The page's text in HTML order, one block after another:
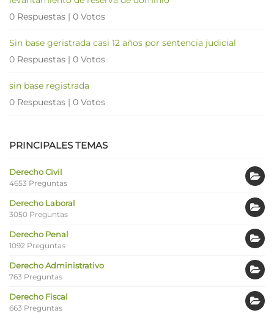
0 Respuestas | 0 Votos
Sin base geristrada casi 12 años por sentencia judicial
0 Respuestas | 0 Votos
sin base registrada
0 Respuestas | 0 Votos
PRINCIPALES TEMAS
Derecho Civil
4653 Preguntas
Derecho Laboral
3050 Preguntas
Derecho Penal
1092 Preguntas
Derecho Administrativo
763 Preguntas
Derecho Fiscal
663 Preguntas